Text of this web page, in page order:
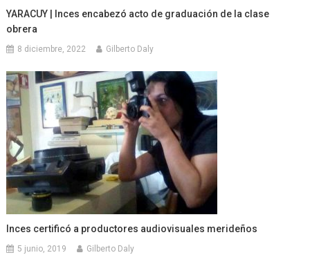
YARACUY | Inces encabezó acto de graduación de la clase
obrera
8 diciembre, 2022 Gilberto Daly
Inces certificó a productores audiovisuales merideños
5 junio, 2019 Gilberto Daly